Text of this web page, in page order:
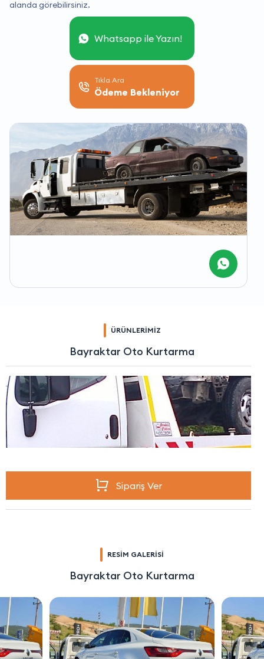
alanda görebilirsiniz.
Whatsapp ile Yazın!
Tıkla Ara
Ödeme Bekleniyor
ÜRÜNLERİMİZ
Bayraktar Oto Kurtarma
Sipariş Ver
RESİM GALERİSİ
Bayraktar Oto Kurtarma